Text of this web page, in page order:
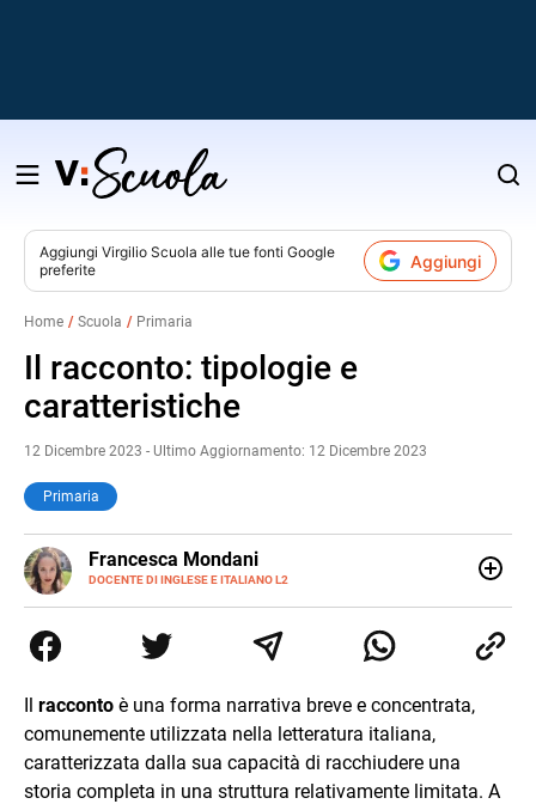
Salta
contenuto
Aggiungi Virgilio Scuola alle tue fonti Google
preferite
Aggiungi
Home Scuola Primaria
Il racconto: tipologie e
caratteristiche
12 Dicembre 2023 - Ultimo Aggiornamento: 12 Dicembre 2023
Primaria
Francesca Mondani
DOCENTE DI INGLESE E ITALIANO L2
LINKEDIN
INSTAGRAM
secondaria di secondo grado. Mi occupo inoltre di
traduzioni, SEO Onsite e contenuti per il web. Amo i saggi
della sintesi.
Il racconto è una forma narrativa breve e concentrata,
comunemente utilizzata nella letteratura italiana,
caratterizzata dalla sua capacità di racchiudere una
storia completa in una struttura relativamente limitata. A